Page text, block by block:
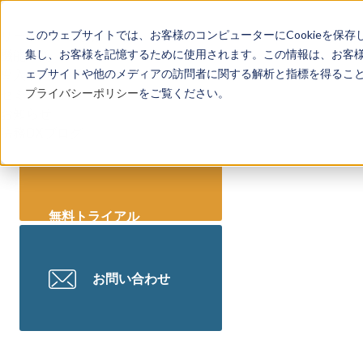
このウェブサイトでは、お客様のコンピューターにCookieを保
集し、お客様を記憶するために使用されます。この情報は、お
ェブサイトや他のメディアの訪問者に関する解析と指標を得る
プライバシーポリシーをご覧ください。
リーガレッジとは
機能一覧
導入事例
セミナー情報
無料トライアル
お問い合わせ